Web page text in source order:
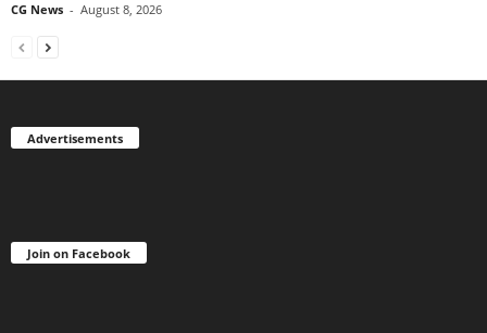
CG News - August 8, 2026
Advertisements
Join on Facebook